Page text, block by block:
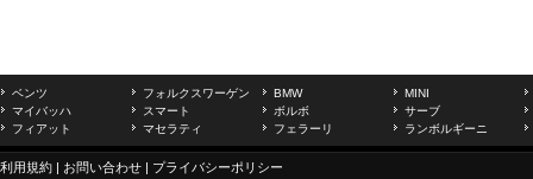
ベンツ フォルクスワーゲン BMW
MINI
マイバッハ
スマート ボルボ
サーブ
フィアット
マセラティ フェラーリ ランボルギーニ
利用規約 | お問い合わせ | プライバシーポリシー